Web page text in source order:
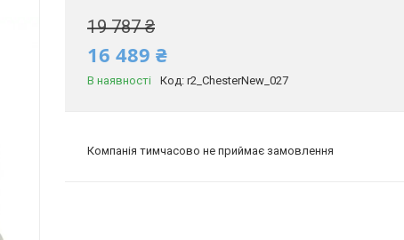
19 787 ₴
16 489 ₴
В наявності Код: r2_ChesterNew_027
Компанія тимчасово не приймає замовлення